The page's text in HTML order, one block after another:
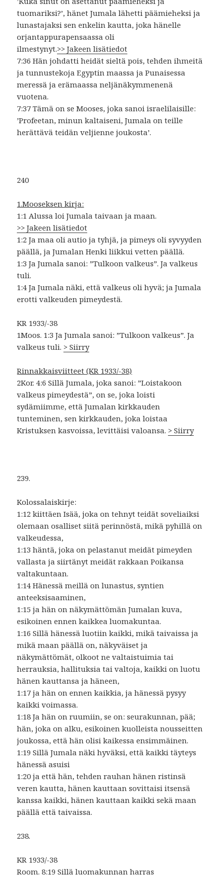
tuomariksi?’, hänet Jumala lähetti päämieheksi ja
lunastajaksi sen enkelin kautta, joka hänelle
orjantappurapensaassa oli
ilmestynyt.>> Jakeen lisätiedot
7:36 Hän johdatti heidät sieltä pois, tehden ihmeitä
ja tunnustekoja Egyptin maassa ja Punaisessa
meressä ja erämaassa neljänäkymmenenä
vuotena.
7:37 Tämä on se Mooses, joka sanoi israelilaisille:
’Profeetan, minun kaltaiseni, Jumala on teille
herättävä teidän veljienne joukosta’.
240
1.Mooseksen kirja:
1:1 Alussa loi Jumala taivaan ja maan.
>> Jakeen lisätiedot
1:2 Ja maa oli autio ja tyhjä, ja pimeys oli syvyyden
päällä, ja Jumalan Henki liikkui vetten päällä.
1:3 Ja Jumala sanoi: ”Tulkoon valkeus”. Ja valkeus
tuli.
1:4 Ja Jumala näki, että valkeus oli hyvä; ja Jumala
erotti valkeuden pimeydestä.
KR 1933/-38
1Moos. 1:3 Ja Jumala sanoi: ”Tulkoon valkeus”. Ja
valkeus tuli. > Siirry
Rinnakkaisviitteet (KR 1933/-38)
2Kor. 4:6 Sillä Jumala, joka sanoi: ”Loistakoon
valkeus pimeydestä”, on se, joka loisti
sydämiimme, että Jumalan kirkkauden
tunteminen, sen kirkkauden, joka loistaa
Kristuksen kasvoissa, levittäisi valoansa. > Siirry
239.
Kolossalaiskirje:
1:12 kiittäen Isää, joka on tehnyt teidät soveliaiksi
olemaan osalliset siitä perinnöstä, mikä pyhillä on
valkeudessa,
1:13 häntä, joka on pelastanut meidät pimeyden
vallasta ja siirtänyt meidät rakkaan Poikansa
valtakuntaan.
1:14 Hänessä meillä on lunastus, syntien
anteeksisaaminen,
1:15 ja hän on näkymättömän Jumalan kuva,
esikoinen ennen kaikkea luomakuntaa.
1:16 Sillä hänessä luotiin kaikki, mikä taivaissa ja
mikä maan päällä on, näkyväiset ja
näkymättömät, olkoot ne valtaistuimia tai
herrauksia, hallituksia tai valtoja, kaikki on luotu
hänen kauttansa ja häneen,
1:17 ja hän on ennen kaikkia, ja hänessä pysyy
kaikki voimassa.
1:18 Ja hän on ruumiin, se on: seurakunnan, pää;
hän, joka on alku, esikoinen kuolleista nousseitten
joukossa, että hän olisi kaikessa ensimmäinen.
1:19 Sillä Jumala näki hyväksi, että kaikki täyteys
hänessä asuisi
1:20 ja että hän, tehden rauhan hänen ristinsä
veren kautta, hänen kauttaan sovittaisi itsensä
kanssa kaikki, hänen kauttaan kaikki sekä maan
päällä että taivaissa.
238.
KR 1933/-38
Room. 8:19 Sillä luomakunnan harras